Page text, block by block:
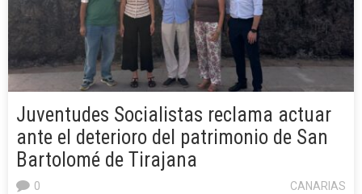
Juventudes Socialistas reclama actuar
ante el deterioro del patrimonio de San
Bartolomé de Tirajana
CANARIAS
0